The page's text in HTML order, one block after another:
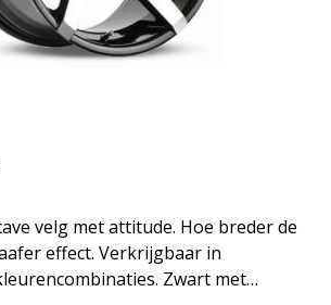
velg met attitude. Hoe breder de
effect. Verkrijgbaar in
Zwart met